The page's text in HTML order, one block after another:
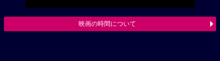
映画の時間について